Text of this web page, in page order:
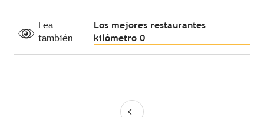
Lea
también
Los mejores restaurantes
kilómetro 0